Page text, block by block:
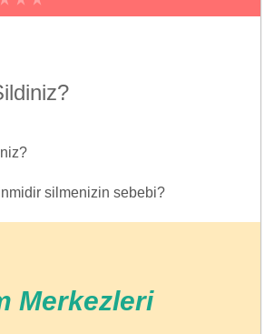
silmenizin sebebi?
Merkezleri